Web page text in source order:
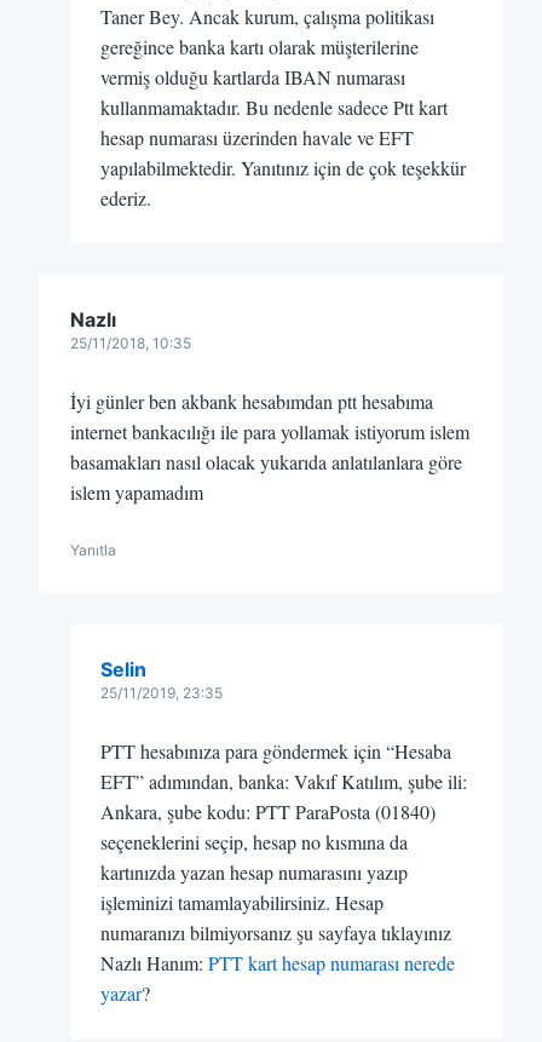
Taner Bey. Ancak kurum, çalışma politikası
gereğince banka kartı olarak müşterilerine
vermiş olduğu kartlarda IBAN numarası
kullanmamaktadır. Bu nedenle sadece Ptt kart
hesap numarası üzerinden havale ve EFT
yapılabilmektedir. Yanıtınız için de çok teşekkür
ederiz.
Nazlı
25/11/2018, 10:35
İyi günler ben akbank hesabımdan ptt hesabıma
internet bankacılığı ile para yollamak istiyorum islem
basamakları nasıl olacak yukarıda anlatılanlara göre
islem yapamadım
Yanıtla
Selin
25/11/2019, 23:35
PTT hesabınıza para göndermek için “Hesaba
EFT” adımından, banka: Vakıf Katılım, şube ili:
Ankara, şube kodu: PTT ParaPosta (01840)
seçeneklerini seçip, hesap no kısmına da
kartınızda yazan hesap numarasını yazıp
işleminizi tamamlayabilirsiniz. Hesap
numaranızı bilmiyorsanız şu sayfaya tıklayınız
Nazlı Hanım:PTT kart hesap numarası nerede
yazar?